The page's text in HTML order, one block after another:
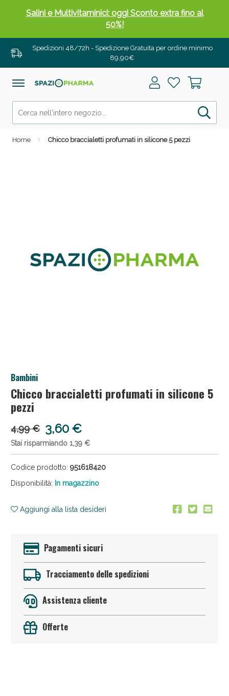
Spedizioni 48/72h - Spedizione Gratuita per ordine minimo
89,90€
Home Chicco braccialetti profumati in silicone 5 pezzi
Bambini
Chicco braccialetti profumati in silicone 5
pezzi
4,99 € 3,60 €
Stai risparmiando 1,39 €
Codice prodotto: 951618420
Disponibilità: In magazzino
Aggiungi alla lista desideri
Pagamenti sicuri
Tracciamento delle spedizioni
Assistenza cliente
Offerte
Salini e Multivitaminici: oggi Sconto extra fino al
50%!
Anticellulite e Fanghi: Sconto fino al 40% valido
Sconto fino al 55% disponibile oggi!